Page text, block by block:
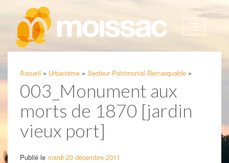
Afficher
Accueil » Urbanisme » Secteur Patrimonial Remarquable »
003_Monument aux
morts de 1870 [jardin
vieux port]
Publié le mardi 20 décembre 2011